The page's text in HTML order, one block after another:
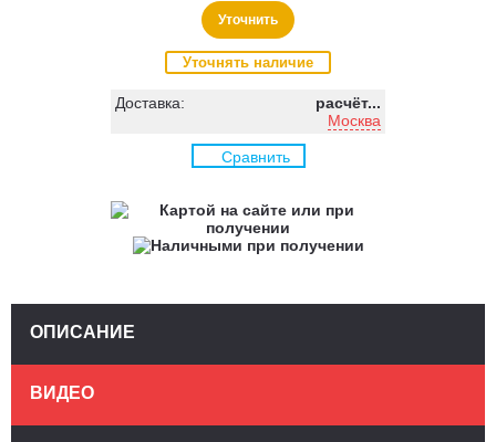
Уточнить
Уточнять наличие
Доставка:
расчёт...
Москва
Сравнить
ОПИСАНИЕ
ВИДЕО